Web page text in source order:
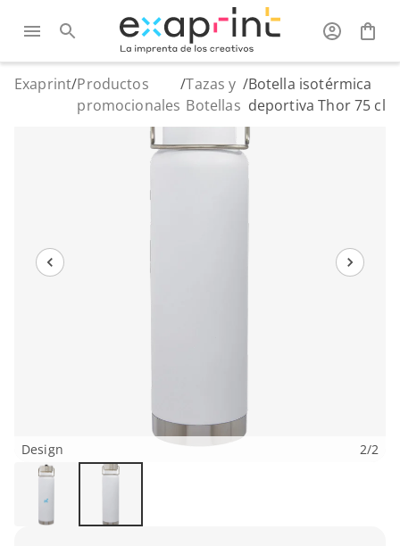
Exaprint/Productos
promocionales
/Tazas y
Botellas
/Botella isotérmica
deportiva Thor 75 cl
Design 2/2